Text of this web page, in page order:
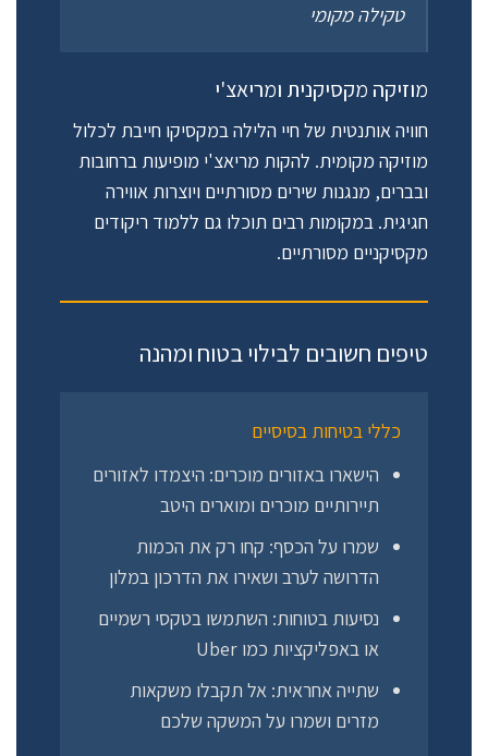
טקילה מקומי
מוזיקה מקסיקנית ומריאצ'י
חוויה אותנטית של חיי הלילה במקסיקו חייבת לכלול
מוזיקה מקומית. להקות מריאצ'י מופיעות ברחובות
ובברים, מנגנות שירים מסורתיים ויוצרות אווירה
חגיגית. במקומות רבים תוכלו גם ללמוד ריקודים
מקסיקניים מסורתיים.
טיפים חשובים לבילוי בטוח ומהנה
כללי בטיחות בסיסיים
הישארו באזורים מוכרים: היצמדו לאזורים
תיירותיים מוכרים ומוארים היטב
שמרו על הכסף: קחו רק את הכמות
הדרושה לערב ושאירו את הדרכון במלון
נסיעות בטוחות: השתמשו בטקסי רשמיים
או באפליקציות כמו Uber
שתייה אחראית: אל תקבלו משקאות
מזרים ושמרו על המשקה שלכם